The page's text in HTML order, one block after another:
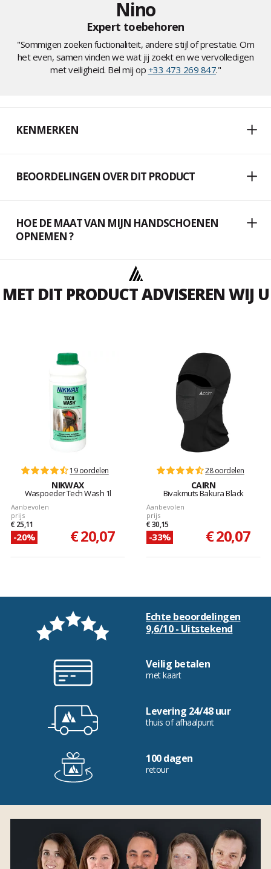
Nino
Expert toebehoren
"Sommigen zoeken fuctionaliteit, andere stijl of prestatie. Om
het even, samen vinden we wat jij zoekt en we vervolledigen
met veiligheid. Bel mij op +33 473 269 847."
KENMERKEN
BEOORDELINGEN OVER DIT PRODUCT
HOE DE MAAT VAN MIJN HANDSCHOENEN
OPNEMEN ?
MET DIT PRODUCT ADVISEREN WIJ U
19 oordelen
NIKWAX
Waspoeder Tech Wash 1l
Aanbevolen
prijs
€ 25,11
-20% € 20,07
28 oordelen
CAIRN
Bivakmuts Bakura Black
Aanbevolen
prijs
€ 30,15
-33% € 20,07
Echte beoordelingen
9,6/10 - Uitstekend
Veilig betalen
met kaart
Levering 24/48 uur
thuis of afhaalpunt
100 dagen
retour